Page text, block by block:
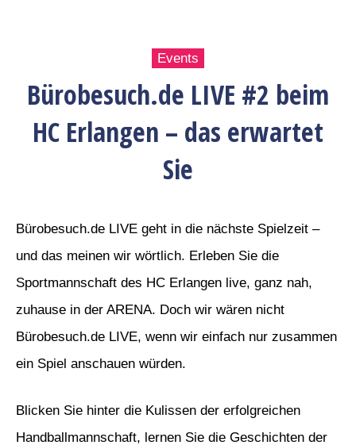
Events
Bürobesuch.de LIVE #2 beim
HC Erlangen – das erwartet
Sie
Bürobesuch.de LIVE geht in die nächste Spielzeit –
und das meinen wir wörtlich. Erleben Sie die
Sportmannschaft des HC Erlangen live, ganz nah,
zuhause in der ARENA. Doch wir wären nicht
Bürobesuch.de LIVE, wenn wir einfach nur zusammen
ein Spiel anschauen würden.
Blicken Sie hinter die Kulissen der erfolgreichen
Handballmannschaft, lernen Sie die Geschichten der